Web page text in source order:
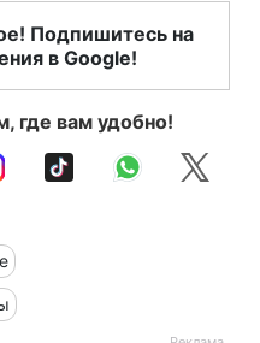
Подпишитесь на
в Google!
где вам удобно!